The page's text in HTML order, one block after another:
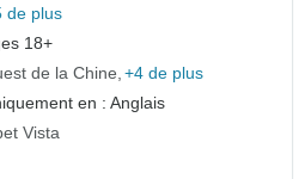
de plus
18+
de la Chine +4 de plus
en : Anglais
Vista